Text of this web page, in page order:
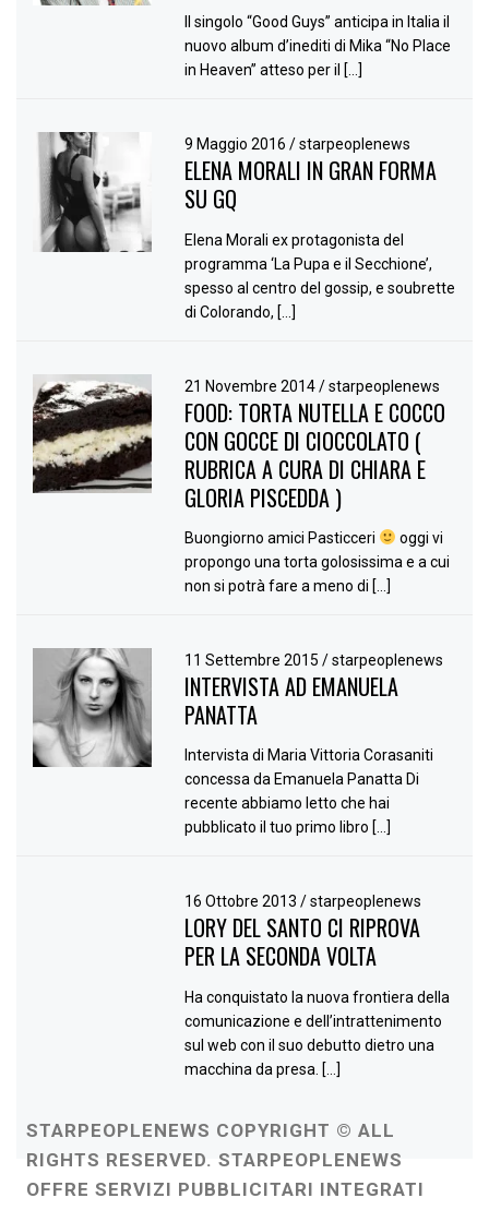
Il singolo “Good Guys” anticipa in Italia il
nuovo album d’inediti di Mika “No Place
in Heaven” atteso per il […]
9 Maggio 2016/ starpeoplenews
ELENA MORALI IN GRAN FORMA
SU GQ
Elena Morali ex protagonista del
programma ‘La Pupa e il Secchione’,
spesso al centro del gossip, e soubrette
di Colorando, […]
21 Novembre 2014/ starpeoplenews
FOOD: TORTA NUTELLA E COCCO
CON GOCCE DI CIOCCOLATO (
RUBRICA A CURA DI CHIARA E
GLORIA PISCEDDA )
Buongiorno amici Pasticceri
oggi vi
propongo una torta golosissima e a cui
non si potrà fare a meno di […]
11 Settembre 2015/ starpeoplenews
INTERVISTA AD EMANUELA
PANATTA
Intervista di Maria Vittoria Corasaniti
concessa da Emanuela Panatta Di
recente abbiamo letto che hai
pubblicato il tuo primo libro […]
16 Ottobre 2013/ starpeoplenews
LORY DEL SANTO CI RIPROVA
PER LA SECONDA VOLTA
Ha conquistato la nuova frontiera della
comunicazione e dell’intrattenimento
sul web con il suo debutto dietro una
macchina da presa. […]
STARPEOPLENEWS COPYRIGHT © ALL
RIGHTS RESERVED. STARPEOPLENEWS
OFFRE SERVIZI PUBBLICITARI INTEGRATI